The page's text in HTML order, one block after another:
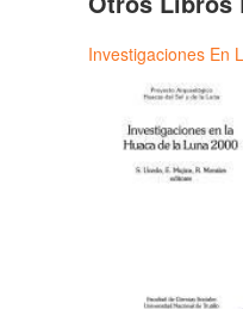
Investigaciones En